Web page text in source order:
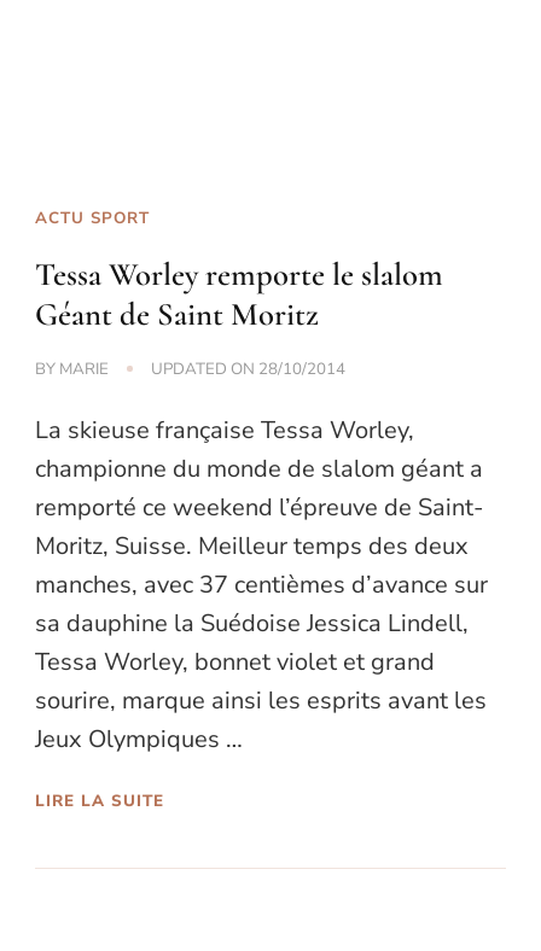
ACTU SPORT
Tessa Worley remporte le slalom
Géant de Saint Moritz
BY MARIE UPDATED ON 28/10/2014
La skieuse française Tessa Worley,
championne du monde de slalom géant a
remporté ce weekend l’épreuve de Saint-
Moritz, Suisse. Meilleur temps des deux
manches, avec 37 centièmes d’avance sur
sa dauphine la Suédoise Jessica Lindell,
Tessa Worley, bonnet violet et grand
sourire, marque ainsi les esprits avant les
Jeux Olympiques …
LIRE LA SUITE